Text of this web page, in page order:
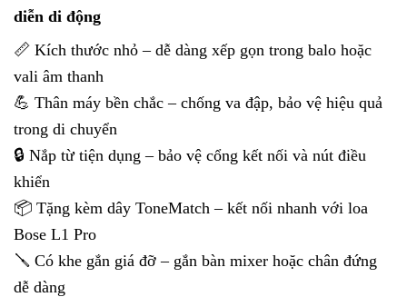
diễn di động
📏 Kích thước nhỏ – dễ dàng xếp gọn trong balo hoặc
vali âm thanh
💪 Thân máy bền chắc – chống va đập, bảo vệ hiệu quả
trong di chuyển
🔒 Nắp từ tiện dụng – bảo vệ cổng kết nối và nút điều
khiển
📦 Tặng kèm dây ToneMatch – kết nối nhanh với loa
Bose L1 Pro
🪛 Có khe gắn giá đỡ – gắn bàn mixer hoặc chân đứng
dễ dàng